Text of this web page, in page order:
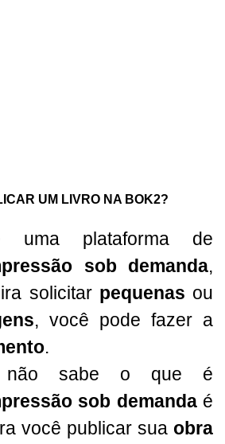
UM LIVRO NA BOK2?
plataforma de
sob demanda,
solicitar pequenas ou
, você pode fazer a
.
não sabe o que é
sob demandaé
você publicar sua obra